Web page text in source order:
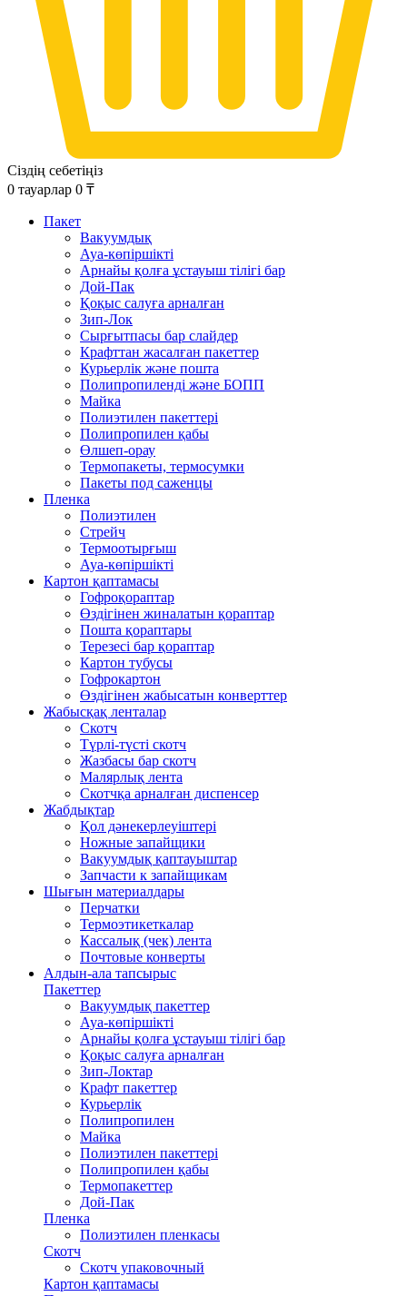
Сіздің себетіңіз
0 тауарлар 0 ₸
Пакет
Вакуумдық
Ауа-көпіршікті
Арнайы қолға ұстауыш тілігі бар
Дой-Пак
Қоқыс салуға арналған
Зип-Лок
Сырғытпасы бар слайдер
Крафттан жасалған пакеттер
Курьерлік және пошта
Полипропиленді және БОПП
Майка
Полиэтилен пакеттері
Полипропилен қабы
Өлшеп-орау
Термопакеты, термосумки
Пакеты под саженцы
Пленка
Полиэтилен
Стрейч
Термоотырғыш
Ауа-көпіршікті
Картон қаптамасы
Гофроқораптар
Өздігінен жиналатын қораптар
Пошта қораптары
Терезесі бар қораптар
Картон тубусы
Гофрокартон
Өздігінен жабысатын конверттер
Жабысқақ ленталар
Скотч
Түрлі-түсті скотч
Жазбасы бар скотч
Малярлық лента
Скотчқа арналған диспенсер
Жабдықтар
Қол дәнекерлеуіштері
Ножные запайщики
Вакуумдық қаптауыштар
Запчасти к запайщикам
Шығын материалдары
Перчатки
Термоэтикеткалар
Кассалық (чек) лента
Почтовые конверты
Алдын-ала тапсырыс
Пакеттер
Вакуумдық пакеттер
Ауа-көпіршікті
Арнайы қолға ұстауыш тілігі бар
Қоқыс салуға арналған
Зип-Локтар
Крафт пакеттер
Курьерлік
Полипропилен
Майка
Полиэтилен пакеттері
Полипропилен қабы
Термопакеттер
Дой-Пак
Пленка
Полиэтилен пленкасы
Скотч
Скотч упаковочный
Картон қаптамасы